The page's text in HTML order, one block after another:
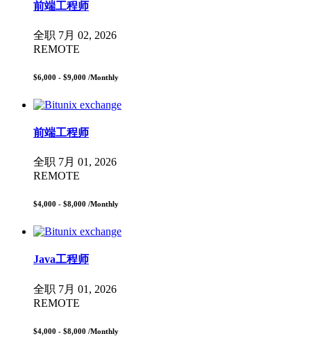
前端工程师
全职 7月 02, 2026
REMOTE
$6,000 - $9,000 /Monthly
前端工程师
全职 7月 01, 2026
REMOTE
$4,000 - $8,000 /Monthly
Java工程师
全职 7月 01, 2026
REMOTE
$4,000 - $8,000 /Monthly